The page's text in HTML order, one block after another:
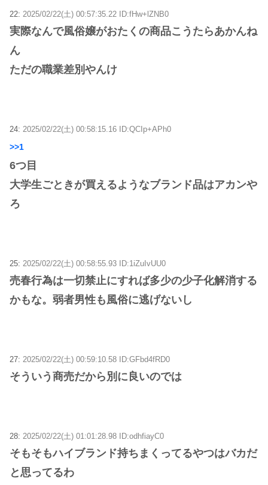
22: 2025/02/22(土) 00:57:35.22 ID:fHw+lZNB0
実際なんで風俗嬢がおたくの商品こうたらあかんね
ん
ただの職業差別やんけ
24: 2025/02/22(土) 00:58:15.16 ID:QCIp+APh0
>>1
6つ目
大学生ごときが買えるようなブランド品はアカンや
ろ
25: 2025/02/22(土) 00:58:55.93 ID:1iZuIvUU0
売春行為は一切禁止にすれば多少の少子化解消する
かもな。弱者男性も風俗に逃げないし
27: 2025/02/22(土) 00:59:10.58 ID:GFbd4fRD0
そういう商売だから別に良いのでは
28: 2025/02/22(土) 01:01:28.98 ID:odhfiayC0
そもそもハイブランド持ちまくってるやつはバカだ
と思ってるわ